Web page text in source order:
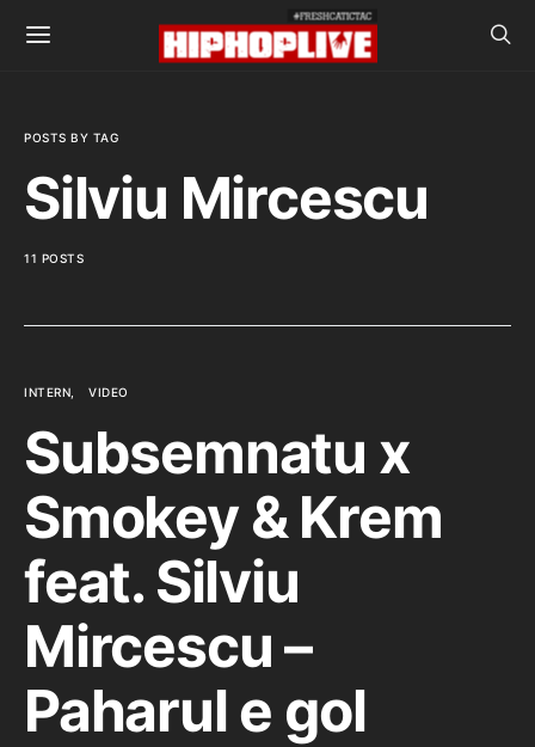
POSTS BY TAG
Silviu Mircescu
11 POSTS
INTERN VIDEO
Subsemnatu x
Smokey & Krem
feat. Silviu
Mircescu –
Paharul e gol